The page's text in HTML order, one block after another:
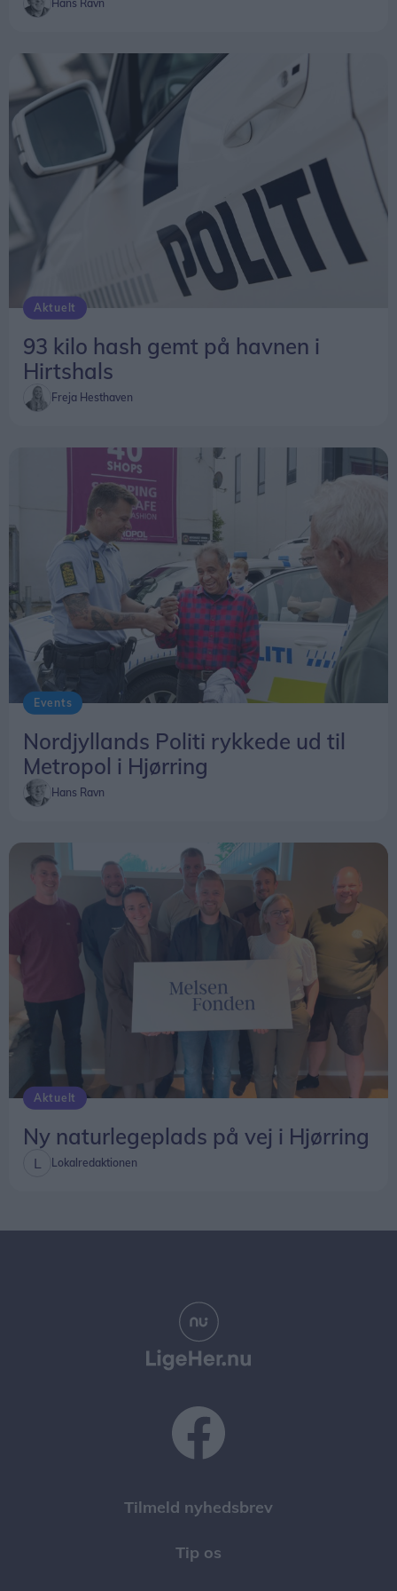
Hans Ravn
Aktuelt
93 kilo hash gemt på havnen i
Hirtshals
Freja Hesthaven
Events
Nordjyllands Politi rykkede ud til
Metropol i Hjørring
Hans Ravn
Aktuelt
Ny naturlegeplads på vej i Hjørring
Lokalredaktionen
Tilmeld nyhedsbrev
Tip os